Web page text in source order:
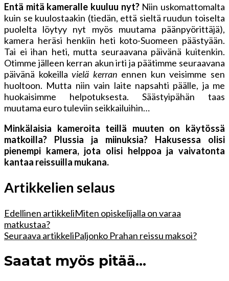
Entä mitä kameralle kuuluu nyt?Niin uskomattomalta
kuin se kuulostaakin (tiedän, että sieltä ruudun toiselta
puolelta löytyy nyt myös muutama päänpyörittäjä),
kamera heräsi henkiin heti koto-Suomeen päästyään.
Tai ei ihan heti, mutta seuraavana päivänä kuitenkin.
Otimme jälleen kerran akun irti ja päätimme seuraavana
päivänä kokeillavielä kerran ennen kun veisimme sen
huoltoon. Mutta niin vain laite napsahti päälle, ja me
huokaisimme helpotuksesta. Säästyipähän taas
muutama euro tuleviin seikkailuihin…
Minkälaisia kameroita teillä muuten on käytössä
matkoilla? Plussia ja miinuksia? Hakusessa olisi
pienempi kamera, jota olisi helppoa ja vaivatonta
kantaa reissuilla mukana.
Artikkelien selaus
Edellinen artikkeliMiten opiskelijalla on varaa
matkustaa?
Seuraava artikkeliPaljonko Prahan reissu maksoi?
Saatat myös pitää...